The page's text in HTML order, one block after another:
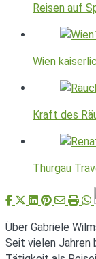
Reisen auf
Wien
Kraft des
Thurgau
Über Gabriele
Seit vielen Jahren